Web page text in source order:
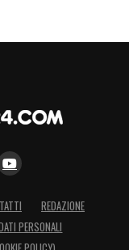
REDAZIONE
PERSONALI